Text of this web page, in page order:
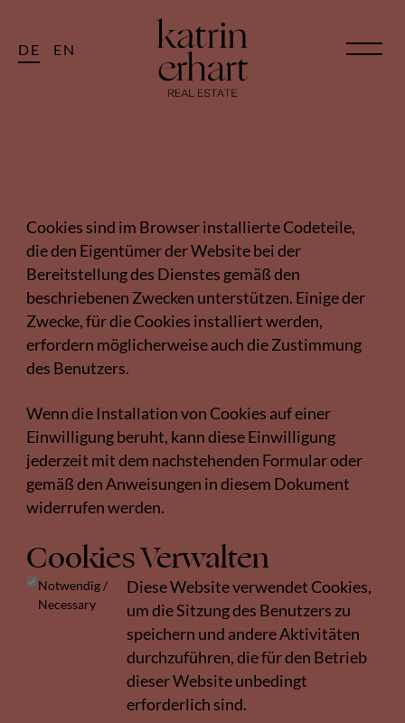
DE EN
Cookies
Cookies sind im Browser installierte Codeteile,
die den Eigentümer der Website bei der
Bereitstellung des Dienstes gemäß den
beschriebenen Zwecken unterstützen. Einige der
Zwecke, für die Cookies installiert werden,
erfordern möglicherweise auch die Zustimmung
des Benutzers.
Wenn die Installation von Cookies auf einer
Einwilligung beruht, kann diese Einwilligung
jederzeit mit dem nachstehenden Formular oder
gemäß den Anweisungen in diesem Dokument
widerrufen werden.
Cookies Verwalten
Notwendig /
Necessary
Diese Website verwendet Cookies,
um die Sitzung des Benutzers zu
speichern und andere Aktivitäten
durchzuführen, die für den Betrieb
dieser Website unbedingt
erforderlich sind.